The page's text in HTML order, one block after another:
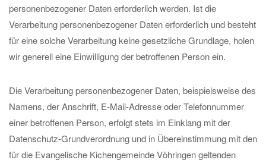
personenbezogener Daten erforderlich werden. Ist die
Verarbeitung personenbezogener Daten erforderlich und besteht
für eine solche Verarbeitung keine gesetzliche Grundlage, holen
wir generell eine Einwilligung der betroffenen Person ein.
Die Verarbeitung personenbezogener Daten, beispielsweise des
Namens, der Anschrift, E-Mail-Adresse oder Telefonnummer
einer betroffenen Person, erfolgt stets im Einklang mit der
Datenschutz-Grundverordnung und in Übereinstimmung mit den
für die Evangelische Kichengemeinde Vöhringen geltenden